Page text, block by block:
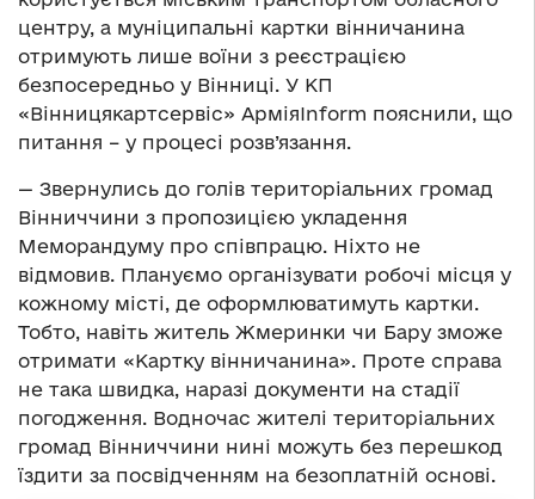
центру, а муніципальні картки вінничанина
отримують лише воїни з реєстрацією
безпосередньо у Вінниці. У КП
«Вінницякартсервіс» АрміяInform пояснили, що
питання – у процесі розв’язання.
— Звернулись до голів територіальних громад
Вінниччини з пропозицією укладення
Меморандуму про співпрацю. Ніхто не
відмовив. Плануємо організувати робочі місця у
кожному місті, де оформлюватимуть картки.
Тобто, навіть житель Жмеринки чи Бару зможе
отримати «Картку вінничанина». Проте справа
не така швидка, наразі документи на стадії
погодження. Водночас жителі територіальних
громад Вінниччини нині можуть без перешкод
їздити за посвідченням на безоплатній основі.